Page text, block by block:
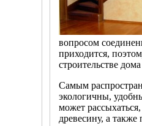
вопросом
приходится,
строительстве
Самым
экологичны,
может
древесину, а